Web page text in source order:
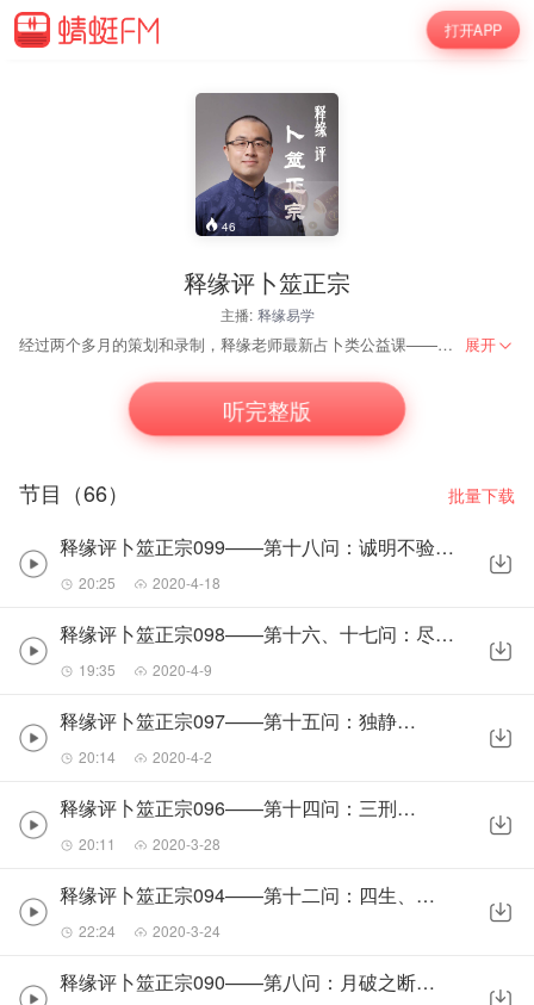
打开APP
46
释缘评卜筮正宗
主播: 释缘易学
经过两个多月的策划和录制，释缘老师最新占卜类公益课——《释缘评卜筮正宗》全集99讲已经录制完成。并陆续发布在腾讯视频、喜马拉雅和蜻蜓FM上。 《释缘评卜筮正宗》是释缘易学公益课体系中，第一部六爻占卜预测类课程。课程将《卜筮正宗》全文包括序言在内全面分析解读，并与《增删卜易》横向比较，力求提炼出经典实用的占卜预测技法。 展开
听完整版
节目（66） 批量下载
释缘评卜筮正宗099——第十八问：诚明不验及课程总结
20:25 2020-4-18
释缘评卜筮正宗098——第十六、十七问：尽静尽法及用神多现
19:35 2020-4-9
释缘评卜筮正宗097——第十五问：独静独发
20:14 2020-4-2
释缘评卜筮正宗096——第十四问：三刑六害
20:11 2020-3-28
释缘评卜筮正宗094——第十二问：四生、墓、绝论
22:24 2020-3-24
释缘评卜筮正宗090——第八问：月破之断法【二】